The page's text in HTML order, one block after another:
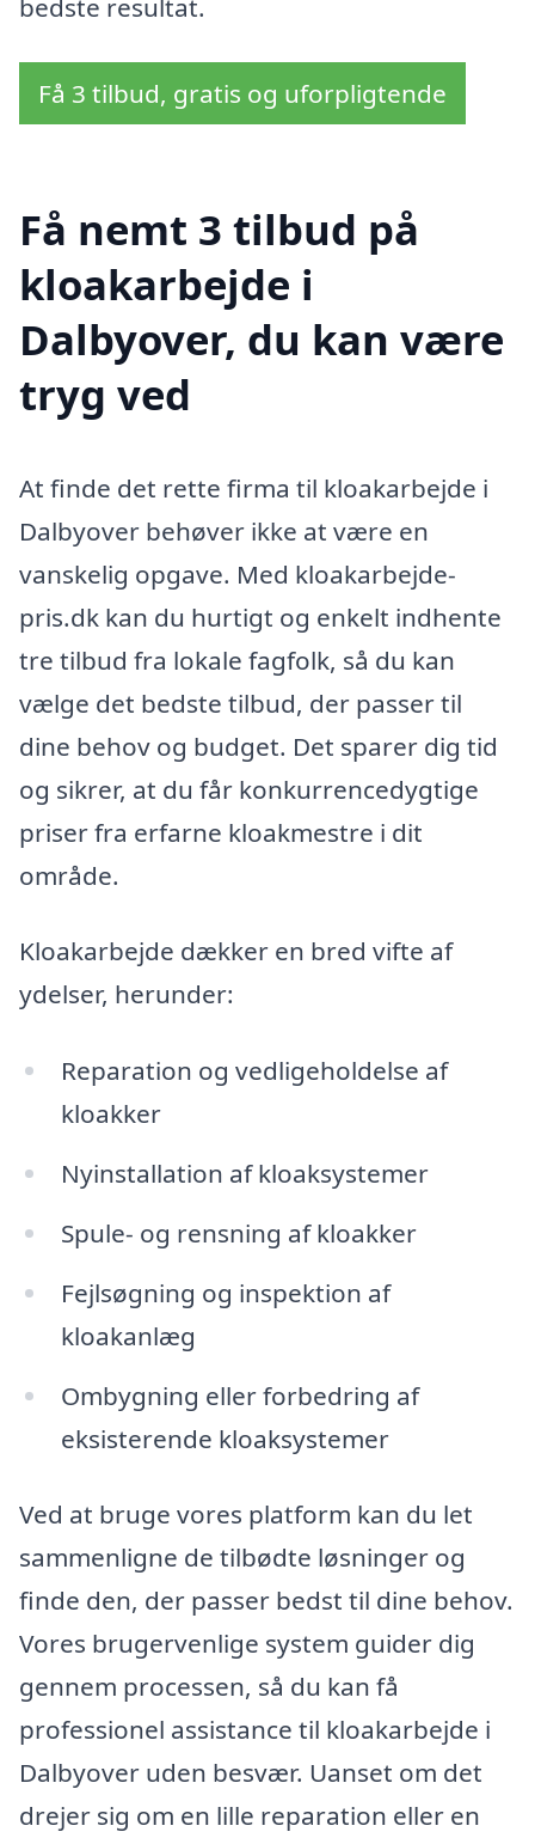
bedste resultat.
Få 3 tilbud, gratis og uforpligtende
Få nemt 3 tilbud på
kloakarbejde i
Dalbyover, du kan være
tryg ved
At finde det rette firma til kloakarbejde i
Dalbyover behøver ikke at være en
vanskelig opgave. Med kloakarbejde-
pris.dk kan du hurtigt og enkelt indhente
tre tilbud fra lokale fagfolk, så du kan
vælge det bedste tilbud, der passer til
dine behov og budget. Det sparer dig tid
og sikrer, at du får konkurrencedygtige
priser fra erfarne kloakmestre i dit
område.
Kloakarbejde dækker en bred vifte af
ydelser, herunder:
Reparation og vedligeholdelse af
kloakker
Nyinstallation af kloaksystemer
Spule- og rensning af kloakker
Fejlsøgning og inspektion af
kloakanlæg
Ombygning eller forbedring af
eksisterende kloaksystemer
Ved at bruge vores platform kan du let
sammenligne de tilbødte løsninger og
finde den, der passer bedst til dine behov.
Vores brugervenlige system guider dig
gennem processen, så du kan få
professionel assistance til kloakarbejde i
Dalbyover uden besvær. Uanset om det
drejer sig om en lille reparation eller en